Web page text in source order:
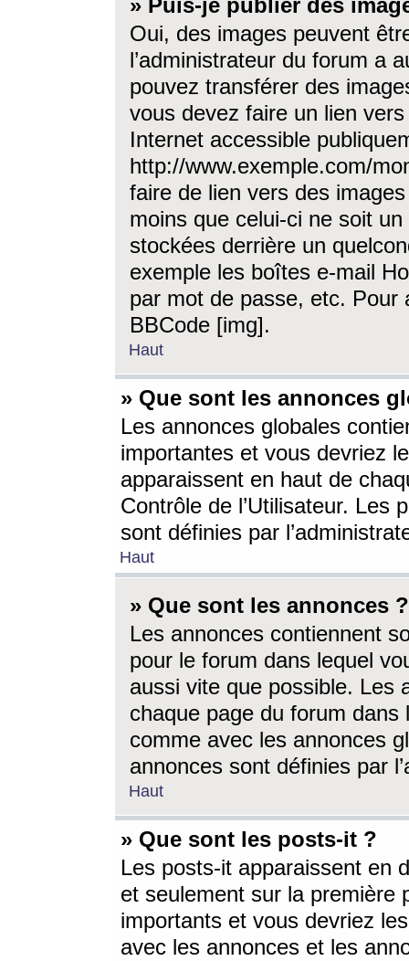
» Puis-je publier des
Oui, des images peuvent
l’administrateur du forum a
pouvez transférer des
vous devez faire un lien
Internet accessible
http://www.exemple.com/
faire de lien vers des
moins que celui-ci ne soit
stockées derrière un
exemple les boîtes e-mail
par mot de passe, etc. Pour
BBCode [img].
Haut
» Que sont les annonces
Les annonces globales
importantes et vous devriez
apparaissent en haut de
Contrôle de l’Utilisateur. Les
sont définies par
Haut
» Que sont les annonces ?
Les annonces contiennent
pour le forum dans lequel
aussi vite que possible. Les
chaque page du forum dans
comme avec les annonces
annonces sont définies par
Haut
» Que sont les posts-it ?
Les posts-it apparaissent en
et seulement sur la première
importants et vous devriez
avec les annonces et les